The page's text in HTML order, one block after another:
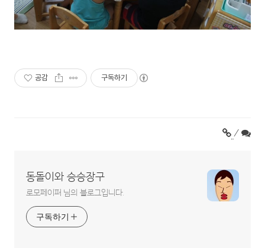
공감 구독하기
/
동돌이와 승승장구
로모페이퍼 님의 블로그입니다.
구독하기